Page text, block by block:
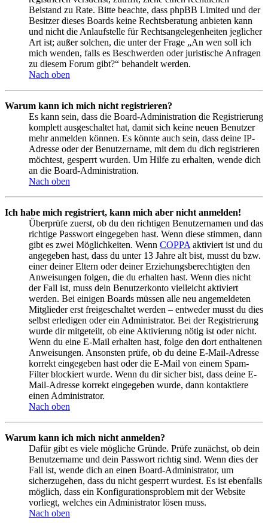
Beistand zu Rate. Bitte beachte, dass phpBB Limited und der
Besitzer dieses Boards keine Rechtsberatung anbieten kann
und nicht die Anlaufstelle für Rechtsangelegenheiten jeglicher
Art ist; außer solchen, die unter der Frage „An wen soll ich
mich wenden, falls es Beschwerden oder juristische Anfragen
zu diesem Forum gibt?“ behandelt werden.
Nach oben
Warum kann ich mich nicht registrieren?
Es kann sein, dass die Board-Administration die Registrierung
komplett ausgeschaltet hat, damit sich keine neuen Benutzer
mehr anmelden können. Es könnte auch sein, dass deine IP-
Adresse oder der Benutzername, mit dem du dich registrieren
möchtest, gesperrt wurden. Um Hilfe zu erhalten, wende dich
an die Board-Administration.
Nach oben
Ich habe mich registriert, kann mich aber nicht anmelden!
Überprüfe zuerst, ob du den richtigen Benutzernamen und das
richtige Passwort eingegeben hast. Wenn diese stimmen, dann
gibt es zwei Möglichkeiten. Wenn COPPA aktiviert ist und du
angegeben hast, dass du unter 13 Jahre alt bist, musst du bzw.
einer deiner Eltern oder deiner Erziehungsberechtigten den
Anweisungen folgen, die du erhalten hast. Wenn dies nicht
der Fall ist, muss dein Benutzerkonto vielleicht aktiviert
werden. Bei einigen Boards müssen alle neu angemeldeten
Mitglieder erst freigeschaltet werden – entweder musst du dies
selbst erledigen oder ein Administrator. Bei der Registrierung
wurde dir mitgeteilt, ob eine Aktivierung nötig ist oder nicht.
Wenn du eine E-Mail erhalten hast, folge den dort enthaltenen
Anweisungen. Ansonsten prüfe, ob du deine E-Mail-Adresse
korrekt eingegeben hast oder die E-Mail von einem Spam-
Filter blockiert wurde. Wenn du dir sicher bist, dass deine E-
Mail-Adresse korrekt eingegeben wurde, dann kontaktiere
einen Administrator.
Nach oben
Warum kann ich mich nicht anmelden?
Dafür gibt es viele mögliche Gründe. Prüfe zunächst, ob dein
Benutzername und dein Passwort richtig sind. Wenn dies der
Fall ist, wende dich an einen Board-Administrator, um
sicherzugehen, dass du nicht gesperrt wurdest. Es ist ebenfalls
möglich, dass ein Konfigurationsproblem mit der Website
vorliegt, welches ein Administrator lösen muss.
Nach oben